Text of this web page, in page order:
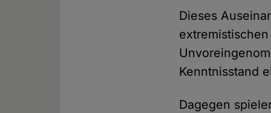
Dieses
Kenntnisstand
Dagegen